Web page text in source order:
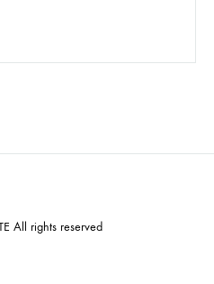
All rights reserved